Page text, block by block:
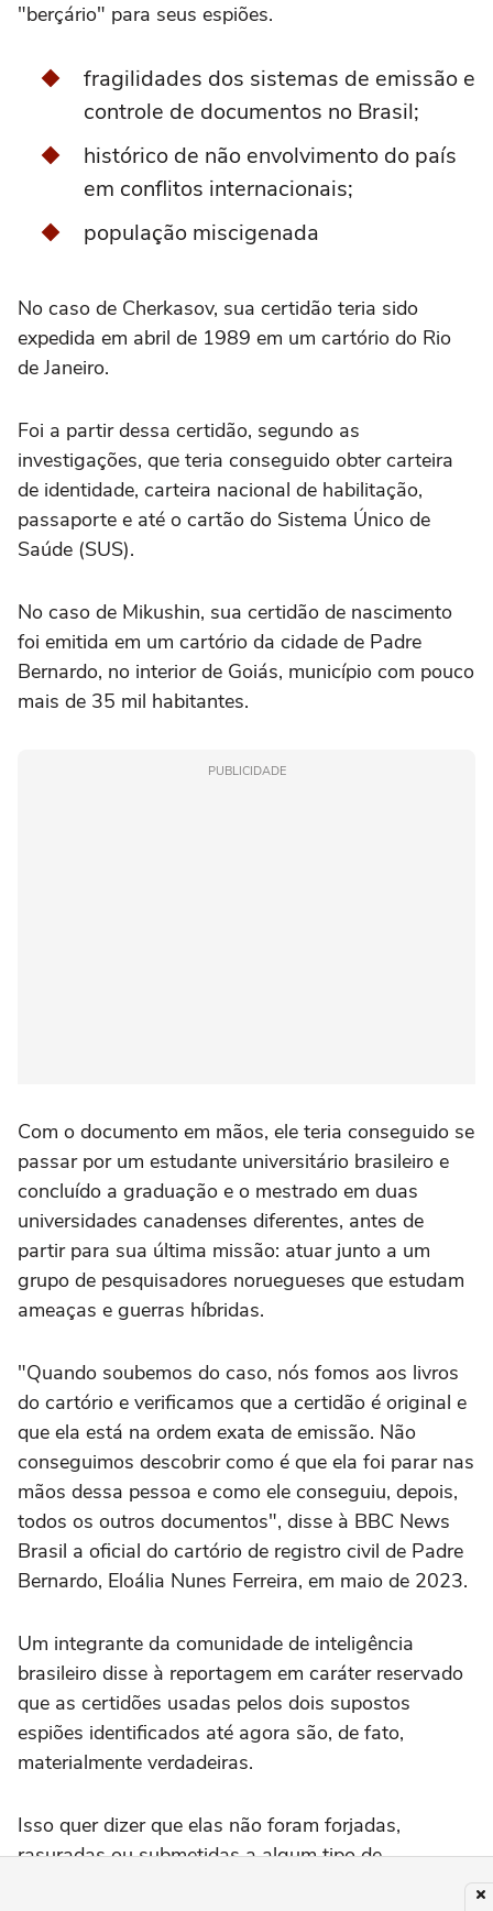
"berçário" para seus espiões.
fragilidades dos sistemas de emissão e
controle de documentos no Brasil;
histórico de não envolvimento do país
em conflitos internacionais;
população miscigenada
No caso de Cherkasov, sua certidão teria sido
expedida em abril de 1989 em um cartório do Rio
de Janeiro.
Foi a partir dessa certidão, segundo as
investigações, que teria conseguido obter carteira
de identidade, carteira nacional de habilitação,
passaporte e até o cartão do Sistema Único de
Saúde (SUS).
No caso de Mikushin, sua certidão de nascimento
foi emitida em um cartório da cidade de Padre
Bernardo, no interior de Goiás, município com pouco
mais de 35 mil habitantes.
PUBLICIDADE
Com o documento em mãos, ele teria conseguido se
passar por um estudante universitário brasileiro e
concluído a graduação e o mestrado em duas
universidades canadenses diferentes, antes de
partir para sua última missão: atuar junto a um
grupo de pesquisadores noruegueses que estudam
ameaças e guerras híbridas.
"Quando soubemos do caso, nós fomos aos livros
do cartório e verificamos que a certidão é original e
que ela está na ordem exata de emissão. Não
conseguimos descobrir como é que ela foi parar nas
mãos dessa pessoa e como ele conseguiu, depois,
todos os outros documentos", disse à BBC News
Brasil a oficial do cartório de registro civil de Padre
Bernardo, Eloália Nunes Ferreira, em maio de 2023.
Um integrante da comunidade de inteligência
brasileiro disse à reportagem em caráter reservado
que as certidões usadas pelos dois supostos
espiões identificados até agora são, de fato,
materialmente verdadeiras.
Isso quer dizer que elas não foram forjadas,
rasuradas ou submetidas a algum tipo de